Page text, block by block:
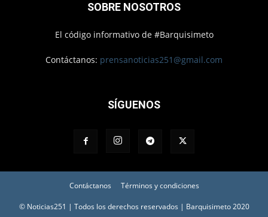
SOBRE NOSOTROS
El código informativo de #Barquisimeto
Contáctanos: prensanoticias251@gmail.com
SÍGUENOS
Contáctanos Términos y condiciones
© Noticias251 | Todos los derechos reservados | Barquisimeto 2020